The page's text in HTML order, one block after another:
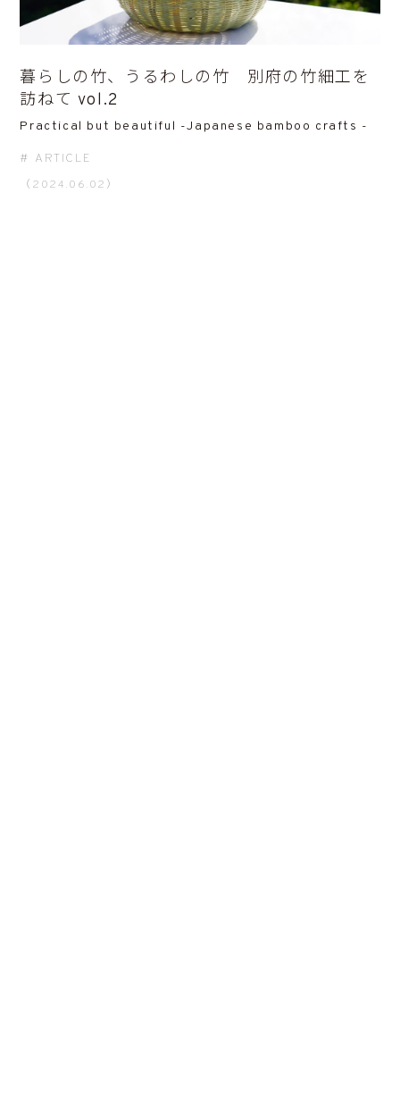
暮らしの竹、うるわしの竹 別府の竹細工を
訪ねて vol.2
Practical but beautiful -Japanese bamboo crafts -
ARTICLE
（2024.06.02）